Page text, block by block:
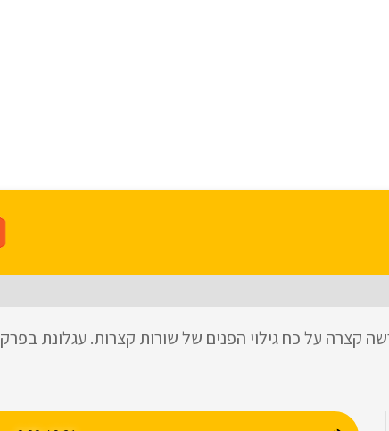
קצרה על כח גילוי הפנים של שורות קצרות. עגלונת בפרק